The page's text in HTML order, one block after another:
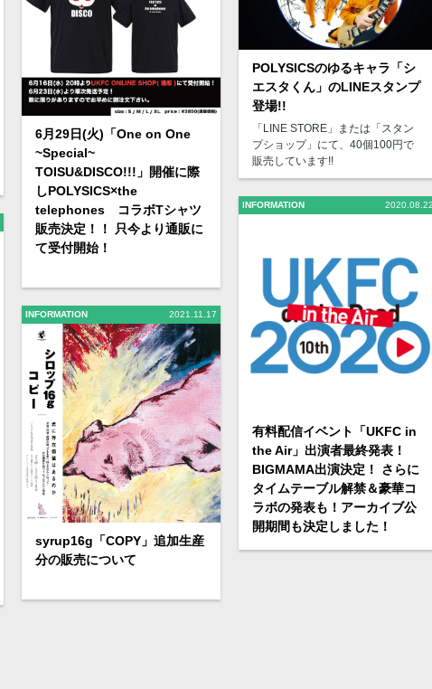
6月29日(火)「One on One
~Special~
TOISU&DISCO!!!」開催に際
しPOLYSICS×the
telephones コラボTシャツ
販売決定！！ 只今より通販に
て受付開始！
INFORMATION 2021.11.17
syrup16g「COPY」追加生産
分の販売について
POLYSICSのゆるキャラ「シ
エスタくん」のLINEスタンプ
登場!!
「LINE STORE」または「スタン
プショップ」にて、40個100円で
販売しています!!
INFORMATION
有料配信イベント「UKFC in
the Air」出演者最終発表！
BIGMAMA出演決定！ さらに
タイムテーブル解禁＆豪華コ
ラボの発表も！アーカイブ公
開期間も決定しました！